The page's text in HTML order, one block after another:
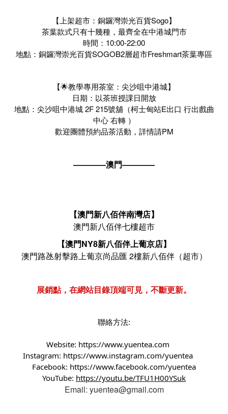
【上架超市：銅鑼灣崇光百貨Sogo】
茶葉款式只有十幾種，最齊全在中港城門市
時間：10:00-22:00
地點：銅鑼灣崇光百貨SOGOB2層超市Freshmart茶葉專區
【🌟教學專用茶室：尖沙咀中港城】
日期：以茶班授課日開放
地點：尖沙咀中港城 2F 215號舖（柯士甸站E出口 行出戲曲
中心 右轉 ）
歡迎團體預約品茶活動，詳情請PM
————澳門————
【澳門新八佰伴南灣店】
澳門新八佰伴七樓超市
【澳門NY8新八佰伴上葡京店】
澳門路氹射擊路上葡京尚品匯 2樓新八佰伴（超市）
展銷點，在網站目錄頂端可見，不斷更新。
聯絡方法:
Website: https://www.yuentea.com
Instagram: https://www.instagram.com/yuentea
Facebook: https://www.facebook.com/yuentea
YouTube: https://youtu.be/TFU1H00YSuk
Email: yuentea@gmail.com